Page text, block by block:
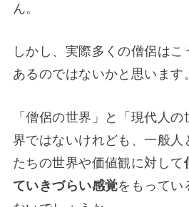
ん。
しかし、実際多くの僧侶は
あるのではないかと思います
「僧侶の世界」と「現代人
界ではないけれども、一般人
たちの世界や価値観に対して
ていきづらい感覚をもってい